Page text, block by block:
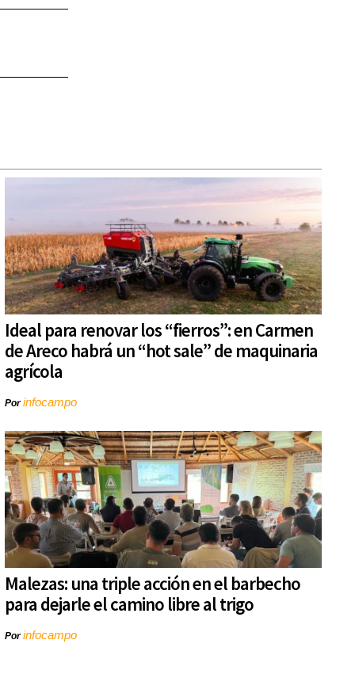
Ideal para renovar los “fierros”: en Carmen
de Areco habrá un “hot sale” de maquinaria
agrícola
Porinfocampo
Malezas: una triple acción en el barbecho
para dejarle el camino libre al trigo
Porinfocampo